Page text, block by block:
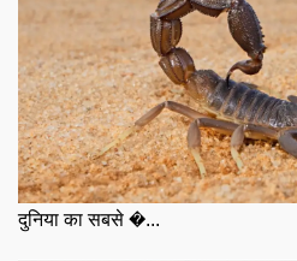
दुनिया का सबसे �...